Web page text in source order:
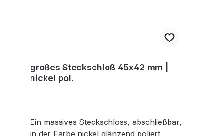
großes Steckschloß 45x42 mm |
nickel pol.
Ein massives Steckschloss, abschließbar,
in der Farbe nickel glänzend poliert.